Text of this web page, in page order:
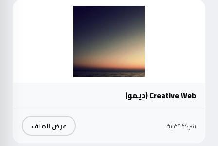
Creative Web (ديمو)
شركة تقنية عرض الملف